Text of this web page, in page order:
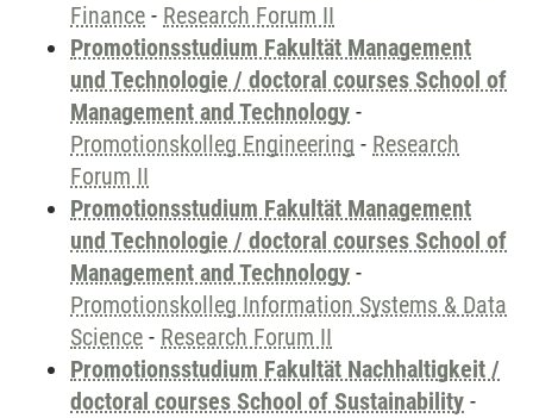
Finance - Research Forum II
Promotionsstudium Fakultät Management
und Technologie / doctoral courses School of
Management and Technology -
Promotionskolleg Engineering - Research
Forum II
Promotionsstudium Fakultät Management
und Technologie / doctoral courses School of
Management and Technology -
Promotionskolleg Information Systems & Data
Science - Research Forum II
Promotionsstudium Fakultät Nachhaltigkeit /
doctoral courses School of Sustainability -